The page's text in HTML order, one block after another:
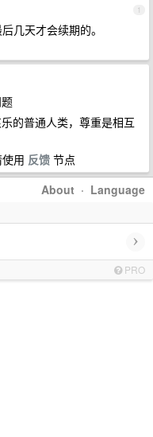
1
几天才会续期的。
的普通人类，尊重是相互
用 反馈 节点
About · Language
›
PRO